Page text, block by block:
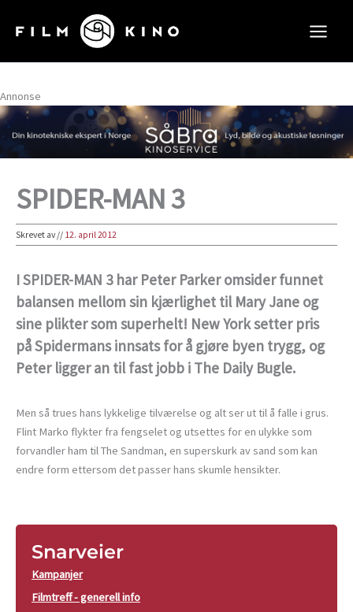
rett
innholdet
Annonse
SPIDER-MAN 3
Skrevet av// 12. april 2012
I SPIDER-MAN 3 har Peter Parker omsider funnet
balansen mellom sin kjærlighet til Mary Jane og
sine plikter som superhelt! New York setter pris
på Spidermans innsats for å gjøre byen trygg, og
Peter ligger an til fast jobb i The Daily Bugle.
Men så trues hans lykkelige tilværelse og alt ser ut til å falle i grus.
Flint Marko flykter fra fengselet og utsettes for en ulykke som
forvandler ham til The Sandman, en superskurk av sand som kan
endre form ettersom det passer hans skumle hensikter.
Snarveier
Kampanjer
Filmtreff - generell info